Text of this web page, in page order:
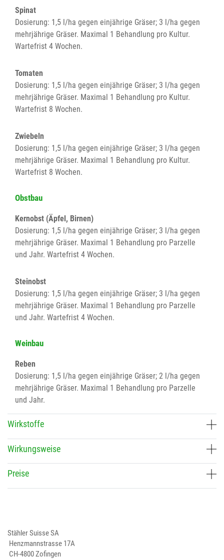
Spinat
Dosierung: 1,5 l/ha gegen einjährige Gräser; 3 l/ha gegen
mehrjährige Gräser. Maximal 1 Behandlung pro Kultur.
Wartefrist 4 Wochen.
Tomaten
Dosierung: 1,5 l/ha gegen einjährige Gräser; 3 l/ha gegen
mehrjährige Gräser. Maximal 1 Behandlung pro Kultur.
Wartefrist 8 Wochen.
Zwiebeln
Dosierung: 1,5 l/ha gegen einjährige Gräser; 3 l/ha gegen
mehrjährige Gräser. Maximal 1 Behandlung pro Kultur.
Wartefrist 8 Wochen.
Obstbau
Kernobst (Äpfel, Birnen)
Dosierung: 1,5 l/ha gegen einjährige Gräser; 3 l/ha gegen
mehrjährige Gräser. Maximal 1 Behandlung pro Parzelle
und Jahr. Wartefrist 4 Wochen.
Steinobst
Dosierung: 1,5 l/ha gegen einjährige Gräser; 3 l/ha gegen
mehrjährige Gräser. Maximal 1 Behandlung pro Parzelle
und Jahr. Wartefrist 4 Wochen.
Weinbau
Reben
Dosierung: 1,5 l/ha gegen einjährige Gräser; 2 l/ha gegen
mehrjährige Gräser. Maximal 1 Behandlung pro Parzelle
und Jahr.
Wirkstoffe
Wirkungsweise
Preise
Stähler Suisse SA
Henzmannstrasse 17A
CH-4800 Zofingen